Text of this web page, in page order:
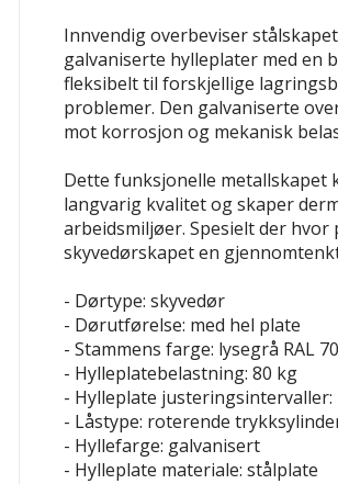
Innvendig overbeviser
galvaniserte hylleplater med en
fleksibelt til forskjellige
problemer. Den galvaniserte
mot korrosjon og mekanisk
Dette funksjonelle metallskapet
langvarig kvalitet og skaper
arbeidsmiljøer. Spesielt der
skyvedørskapet en
- Dørtype: skyvedør
- Dørutførelse: med hel plate
- Stammens farge: lysegrå RAL
- Hylleplatebelastning: 80 kg
- Hylleplate justeringsintervaller:
- Låstype: roterende
- Hyllefarge: galvanisert
- Hylleplate materiale: stålplate